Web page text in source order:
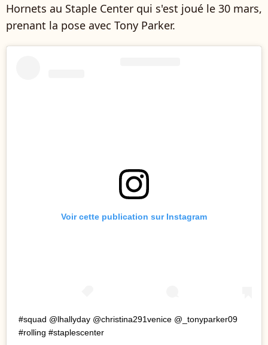
Hornets au Staple Center qui s'est joué le 30 mars,
prenant la pose avec Tony Parker.
Voir cette publication sur Instagram
#squad @lhallyday @christina291venice @_tonyparker09
#rolling #staplescenter